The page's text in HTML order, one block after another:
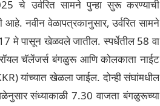
चे उर्वरित सामने पुन्हा सुरू करण्याची
नवीन वेळापत्रकानुसार, उर्वरित सामने
मे पासून खेळवले जातील. स्पर्धेतील 58 वा
चॅलेंजर्स बंगळुरू आणि कोलकाता नाईट
यांच्यात खेळला जाईल. दोन्ही संघांमधील
संध्याकाळी 7.30 वाजता बंगळुरूच्या